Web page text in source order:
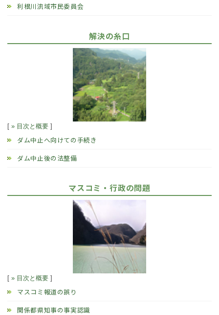
利根川流域市民委員会
解決の糸口
[ » 目次と概要 ]
ダム中止へ向けての手続き
ダム中止後の法整備
マスコミ・行政の問題
[ » 目次と概要 ]
マスコミ報道の誤り
関係都県知事の事実認識